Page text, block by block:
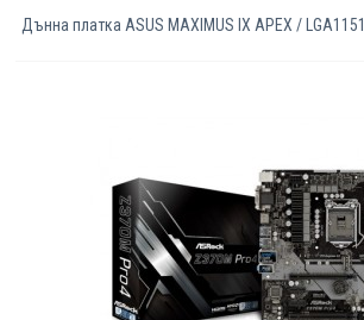
Дънна платка ASUS MAXIMUS IX APEX / LGA1151